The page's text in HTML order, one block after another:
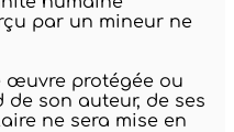
par un mineur ne
œuvre protégée ou
son auteur, de ses
ne sera mise en